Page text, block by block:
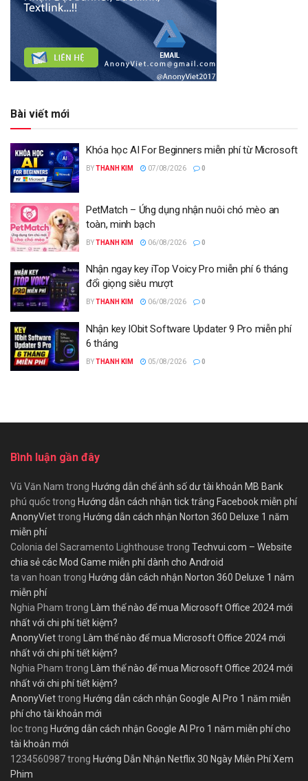
Bài viết mới
Khóa học AI For Beginners miễn phí từ Microsoft
BYTHANH KIM 07/08/2026 0
PetMatch – Ứng dụng nhận nuôi chó mèo an
toàn, minh bạch
BYTHANH KIM 06/08/2026 0
Nhận ngay key iTop Voicy Pro miễn phí 6 tháng
đổi giọng siêu mượt
BYTHANH KIM 06/08/2026 0
Nhận key IObit Software Updater 9 Pro miễn phí
6 tháng
BYTHANH KIM 05/08/2026 0
Bình luận gần đây
Vũ Văn Nam trong Hướng dẫn chế ảnh số dư tài khoản MB Bank
phú quốctrong Hướng dẫn cách nhận tick trắng Facebook miễn phí
AnonyViettrong Hướng dẫn cách nhận Norton 360 Deluxe 1 năm
miễn phí
Colonia del Sacramento Lighthouse trong Techvui.com – Website
chia sẻ các Mod Game miễn phí dành cho Android
ta van hoan trong Hướng dẫn cách nhận Norton 360 Deluxe 1 năm
miễn phí
Nghia Pham trong Làm thế nào để mua Microsoft Office 2024 mới
nhất với chi phí tiết kiệm?
AnonyViettrong Làm thế nào để mua Microsoft Office 2024 mới
nhất với chi phí tiết kiệm?
Nghia Pham trong Làm thế nào để mua Microsoft Office 2024 mới
nhất với chi phí tiết kiệm?
AnonyViettrong Hướng dẫn cách nhận Google AI Pro 1 năm miễn
phí cho tài khoản mới
loctrong Hướng dẫn cách nhận Google AI Pro 1 năm miễn phí cho
tài khoản mới
1234560987trong Hướng Dẫn Nhận Netflix 30 Ngày Miễn Phí Xem
Phim